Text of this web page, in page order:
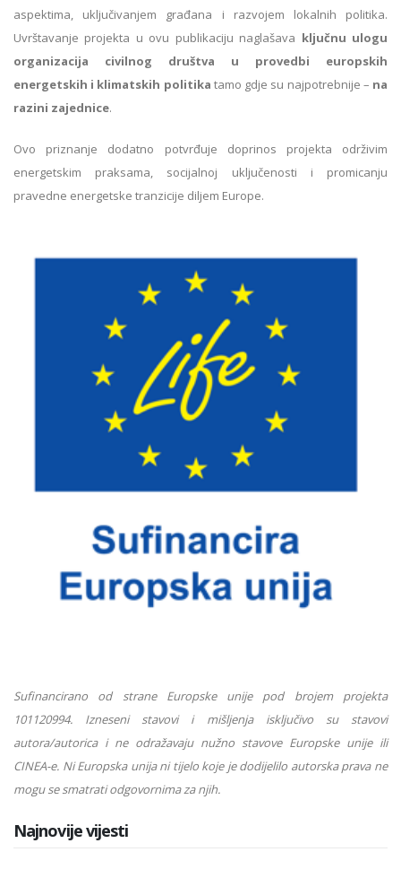
aspektima, uključivanjem građana i razvojem lokalnih politika.
Uvrštavanje projekta u ovu publikaciju naglašava ključnu ulogu
organizacija civilnog društva u provedbi europskih
energetskih i klimatskih politika tamo gdje su najpotrebnije – na
razini zajednice.
Ovo priznanje dodatno potvrđuje doprinos projekta održivim
energetskim praksama, socijalnoj uključenosti i promicanju
pravedne energetske tranzicije diljem Europe.
Sufinancirano od strane Europske unije pod brojem projekta
101120994. Izneseni stavovi i mišljenja isključivo su stavovi
autora/autorica i ne odražavaju nužno stavove Europske unije ili
CINEA-e. Ni Europska unija ni tijelo koje je dodijelilo autorska prava ne
mogu se smatrati odgovornimaza njih.
Najnovije vijesti